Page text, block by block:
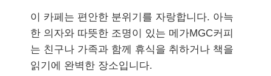
이 카페는 편안한 분위기를 자랑합니다. 아늑
한 의자와 따뜻한 조명이 있는 메가MGC커피
는 친구나 가족과 함께 휴식을 취하거나 책을
읽기에 완벽한 장소입니다.